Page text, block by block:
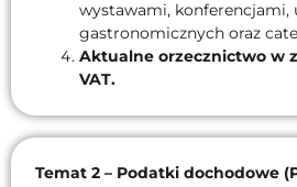
wystawami, konferencjami,
gastronomicznych oraz
Aktualne orzecznictwo w
VAT.
Temat 2 – Podatki dochodowe